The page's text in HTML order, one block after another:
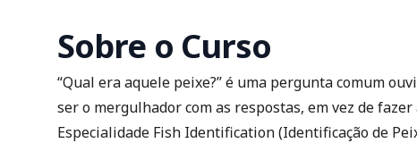
Sobre o Curso
“Qual era aquele peixe?” é uma pergunta comum
ser o mergulhador com as respostas, em vez de
Especialidade Fish Identification (Identificação de